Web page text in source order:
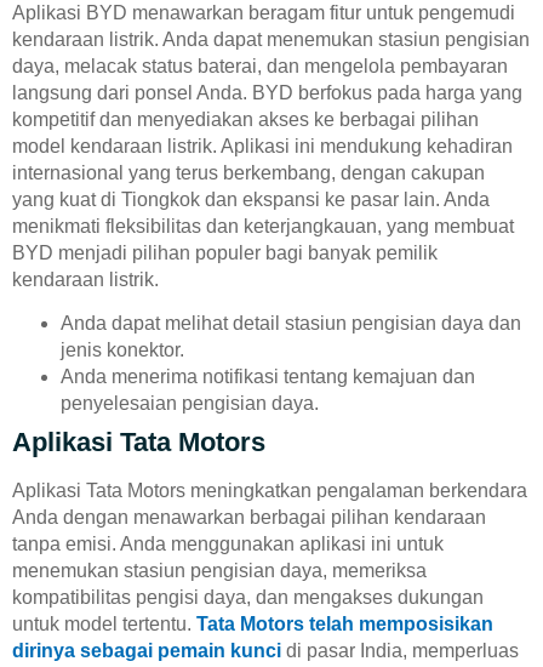
Aplikasi BYD menawarkan beragam fitur untuk pengemudi
kendaraan listrik. Anda dapat menemukan stasiun pengisian
daya, melacak status baterai, dan mengelola pembayaran
langsung dari ponsel Anda. BYD berfokus pada harga yang
kompetitif dan menyediakan akses ke berbagai pilihan
model kendaraan listrik. Aplikasi ini mendukung kehadiran
internasional yang terus berkembang, dengan cakupan
yang kuat di Tiongkok dan ekspansi ke pasar lain. Anda
menikmati fleksibilitas dan keterjangkauan, yang membuat
BYD menjadi pilihan populer bagi banyak pemilik
kendaraan listrik.
Anda dapat melihat detail stasiun pengisian daya dan
jenis konektor.
Anda menerima notifikasi tentang kemajuan dan
penyelesaian pengisian daya.
Aplikasi Tata Motors
Aplikasi Tata Motors meningkatkan pengalaman berkendara
Anda dengan menawarkan berbagai pilihan kendaraan
tanpa emisi. Anda menggunakan aplikasi ini untuk
menemukan stasiun pengisian daya, memeriksa
kompatibilitas pengisi daya, dan mengakses dukungan
untuk model tertentu. Tata Motors telah memposisikan
dirinya sebagai pemain kunci di pasar India, memperluas